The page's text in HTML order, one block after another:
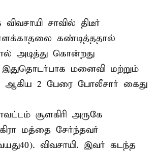
விவசாயி சாவில் திடீர்
கண்டித்ததால்
அடித்து கொன்றது
மனைவி மற்றும்
2 பேரை போலீசார் கைது
சூளகிரி அருகே
கிரா மத்தை சேர்ந்தவர்
விவசாயி. இவர் கடந்த